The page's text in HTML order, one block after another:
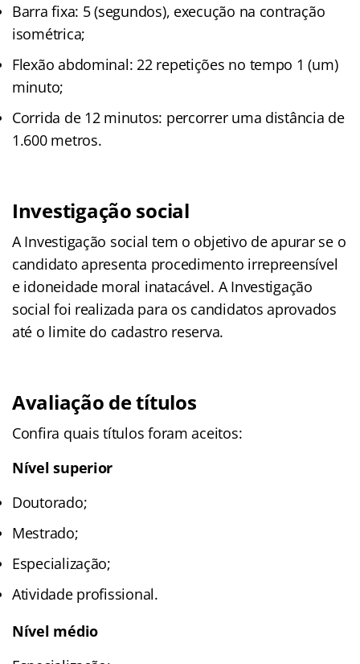
Barra fixa: 5 (segundos), execução na contração
isométrica;
Flexão abdominal: 22 repetições no tempo 1 (um)
minuto;
Corrida de 12 minutos: percorrer uma distância de
1.600 metros.
Investigação social
A Investigação social tem o objetivo de apurar se o
candidato apresenta procedimento irrepreensível
e idoneidade moral inatacável. A Investigação
social foi realizada para os candidatos aprovados
até o limite do cadastro reserva.
Avaliação de títulos
Confira quais títulos foram aceitos:
Nível superior
Doutorado;
Mestrado;
Especialização;
Atividade profissional.
Nível médio